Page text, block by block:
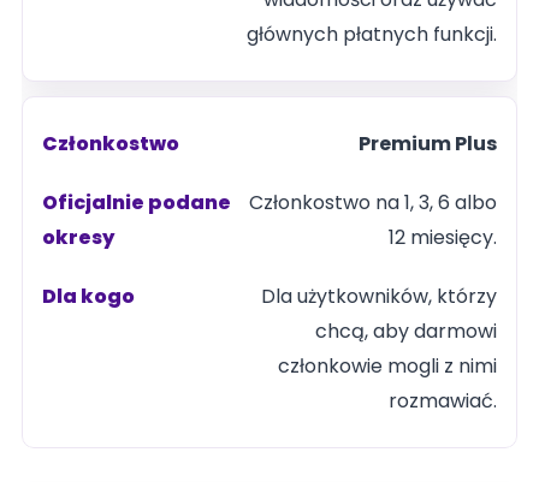
głównych płatnych funkcji.
Premium Plus
Członkostwo na 1, 3, 6 albo
12 miesięcy.
Dla użytkowników, którzy
chcą, aby darmowi
członkowie mogli z nimi
rozmawiać.